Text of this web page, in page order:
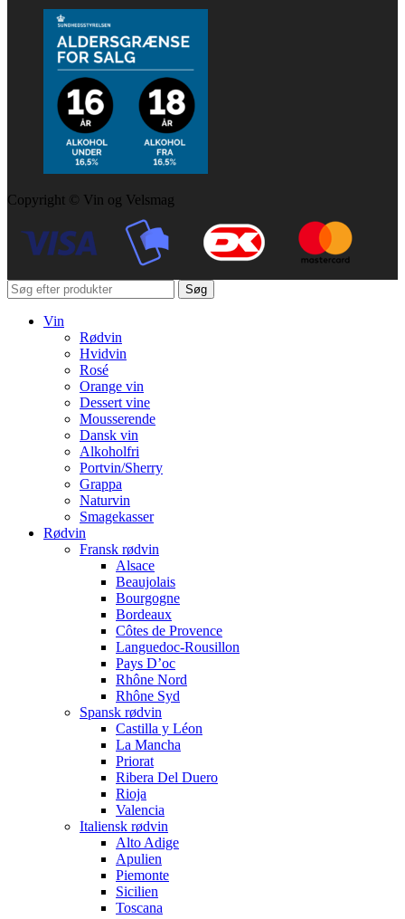
Copyright © Vin og Velsmag
Søg
Vin
Rødvin
Hvidvin
Rosé
Orange vin
Dessert vine
Mousserende
Dansk vin
Alkoholfri
Portvin/Sherry
Grappa
Naturvin
Smagekasser
Rødvin
Fransk rødvin
Alsace
Beaujolais
Bourgogne
Bordeaux
Côtes de Provence
Languedoc-Rousillon
Pays D’oc
Rhône Nord
Rhône Syd
Spansk rødvin
Castilla y Léon
La Mancha
Priorat
Ribera Del Duero
Rioja
Valencia
Italiensk rødvin
Alto Adige
Apulien
Piemonte
Sicilien
Toscana